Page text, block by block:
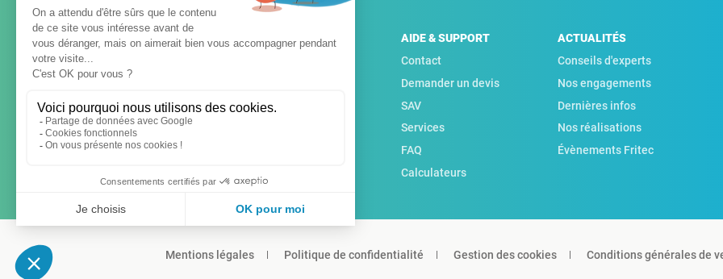
AIDE & SUPPORT
Contact
Demander un devis
SAV
Services
FAQ
Calculateurs
ACTUALITÉS
Conseils d'experts
Nos engagements
Dernières infos
Nos réalisations
Évènements Fritec
Mentions légales Politique de confidentialité Gestion des cookies Conditions générales de